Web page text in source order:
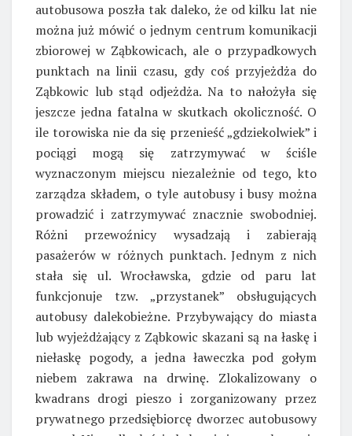
autobusowa poszła tak daleko, że od kilku lat nie
można już mówić o jednym centrum komunikacji
zbiorowej w Ząbkowicach, ale o przypadkowych
punktach na linii czasu, gdy coś przyjeżdża do
Ząbkowic lub stąd odjeżdża. Na to nałożyła się
jeszcze jedna fatalna w skutkach okoliczność. O
ile torowiska nie da się przenieść „gdziekolwiek” i
pociągi mogą się zatrzymywać w ściśle
wyznaczonym miejscu niezależnie od tego, kto
zarządza składem, o tyle autobusy i busy można
prowadzić i zatrzymywać znacznie swobodniej.
Różni przewoźnicy wysadzają i zabierają
pasażerów w różnych punktach. Jednym z nich
stała się ul. Wrocławska, gdzie od paru lat
funkcjonuje tzw. „przystanek” obsługujących
autobusy dalekobieżne. Przybywający do miasta
lub wyjeżdżający z Ząbkowic skazani są na łaskę i
niełaskę pogody, a jedna ławeczka pod gołym
niebem zakrawa na drwinę. Zlokalizowany o
kwadrans drogi pieszo i zorganizowany przez
prywatnego przedsiębiorcę dworzec autobusowy